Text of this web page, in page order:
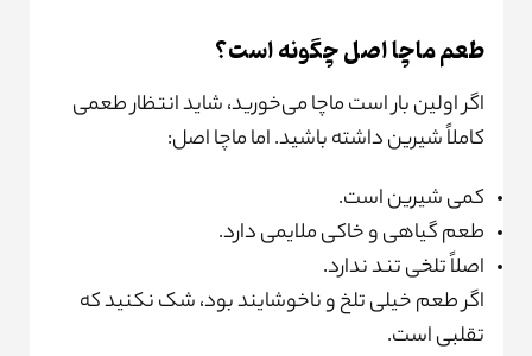
طعم ماچا اصل چگونه است؟
اگر اولین بار است ماچا می‌خورید، شاید انتظار طعمی
کاملاً شیرین داشته باشید. اما ماچا اصل:
کمی شیرین است.
طعم گیاهی و خاکی ملایمی دارد.
اصلاً تلخی تند ندارد.
اگر طعم خیلی تلخ و ناخوشایند بود، شک نکنید که
تقلبی است.